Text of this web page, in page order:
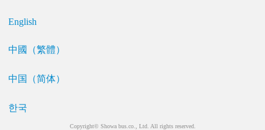
English
中國（繁體）
中国（简体）
한국
Copyright© Showa bus.co., Ltd. All rights reserved.